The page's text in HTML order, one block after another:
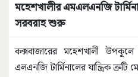
মহেশখালীর এমএলএনজি
সরবরাহ শুরু
কক্সবাজারের মহেশখালী
এলএনজি টার্মিনালের যান্ত্রিক ত্রুটি